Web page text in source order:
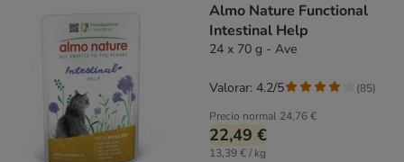
Almo Nature Functional
Intestinal Help
24 x 70 g - Ave
Precio normal 24,76 €
22,49 €
13,39 € / kg
Valorar: 4.2/5 (85)